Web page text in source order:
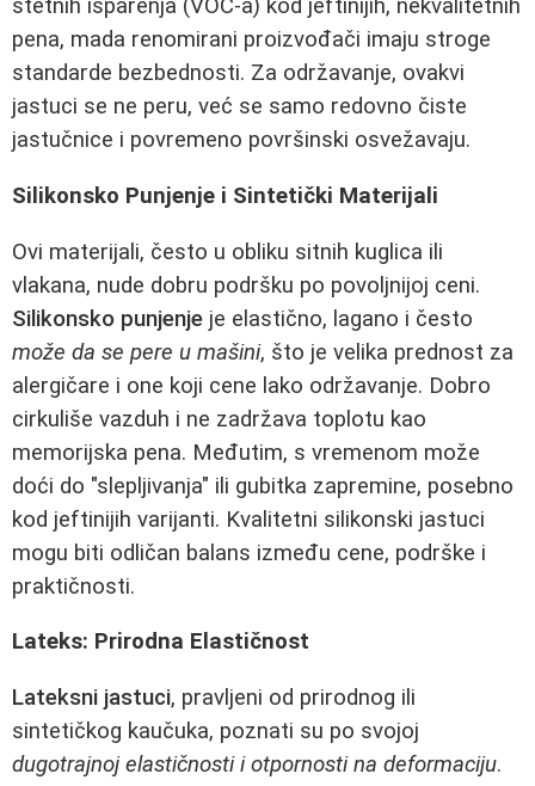
štetnih isparenja (VOC-a) kod jeftinijih, nekvalitetnih
pena, mada renomirani proizvođači imaju stroge
standarde bezbednosti. Za održavanje, ovakvi
jastuci se ne peru, već se samo redovno čiste
jastučnice i povremeno površinski osvežavaju.
Silikonsko Punjenje i Sintetički Materijali
Ovi materijali, često u obliku sitnih kuglica ili
vlakana, nude dobru podršku po povoljnijoj ceni.
Silikonsko punjenje je elastično, lagano i često
može da se pere u mašini, što je velika prednost za
alergičare i one koji cene lako održavanje. Dobro
cirkuliše vazduh i ne zadržava toplotu kao
memorijska pena. Međutim, s vremenom može
doći do "slepljivanja" ili gubitka zapremine, posebno
kod jeftinijih varijanti. Kvalitetni silikonski jastuci
mogu biti odličan balans između cene, podrške i
praktičnosti.
Lateks: Prirodna Elastičnost
Lateksni jastuci, pravljeni od prirodnog ili
sintetičkog kaučuka, poznati su po svojoj
dugotrajnoj elastičnosti i otpornosti na deformaciju.